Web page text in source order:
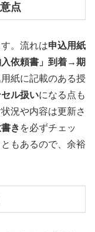
点
。流れは申込用紙
依頼書」到着→期
紙に記載のある授
ル扱いになる点も
況や内容は更新さ
き を必ずチェッ
もあるので、余裕